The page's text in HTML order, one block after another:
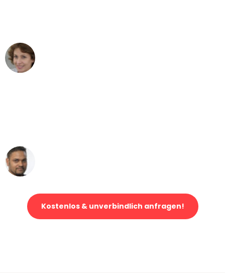
Kostenlos & unverbindlich anfragen!